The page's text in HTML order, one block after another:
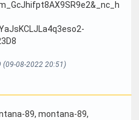
(09-08-2022 20:51)
89, montana-89,